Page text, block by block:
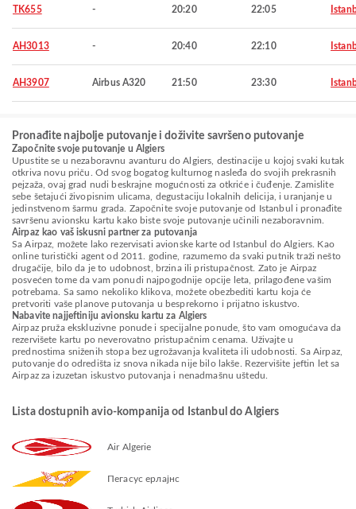
TK655 - 20:20 22:05
AH3013 - 20:40 22:10
AH3907 Airbus A320 21:50 23:30
Pronađite najbolje putovanje i doživite savršeno putovanje
Započnite svoje putovanje u Algiers
Upustite se u nezaboravnu avanturu do Algiers, destinacije u kojoj svaki kutak
otkriva novu priču. Od svog bogatog kulturnog nasleđa do svojih prekrasnih
pejzaža, ovaj grad nudi beskrajne mogućnosti za otkriće i čuđenje. Zamislite
sebe šetajući živopisnim ulicama, degustaciju lokalnih delicija, i uranjanje u
jedinstvenom šarmu grada. Započnite svoje putovanje od Istanbul i pronađite
savršenu avionsku kartu kako biste svoje putovanje učinili nezaboravnim.
Airpaz kao vaš iskusni partner za putovanja
Sa Airpaz, možete lako rezervisati avionske karte od Istanbul do Algiers. Kao
online turistički agent od 2011. godine, razumemo da svaki putnik traži nešto
drugačije, bilo da je to udobnost, brzina ili pristupačnost. Zato je Airpaz
posvećen tome da vam ponudi najpogodnije opcije leta, prilagođene vašim
potrebama. Sa samo nekoliko klikova, možete obezbediti kartu koja će
pretvoriti vaše planove putovanja u besprekorno i prijatno iskustvo.
Nabavite najjeftiniju avionsku kartu za Algiers
Airpaz pruža ekskluzivne ponude i specijalne ponude, što vam omogućava da
rezervišete kartu po neverovatno pristupačnim cenama. Uživajte u
prednostima sniženih stopa bez ugrožavanja kvaliteta ili udobnosti. Sa Airpaz,
putovanje do odredišta iz snova nikada nije bilo lakše. Rezervišite jeftin let sa
Airpaz za izuzetan iskustvo putovanja i nenadmašnu uštedu.
Lista dostupnih avio-kompanija od Istanbul do Algiers
Air Algerie
Пегасус ерлајнс